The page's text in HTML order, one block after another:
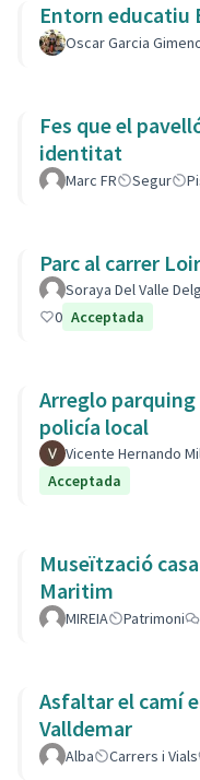
Entorn educatiu
Oscar Garcia
Fes que el
identitat
Marc FR Segur
Parc al carrer
Soraya Del Valle
0 Acceptada
Arreglo
policía local
Vicente Hernando
Acceptada
Museïtzació
Maritim
MIREIA Patrimoni
Asfaltar el camí
Valldemar
Alba Carrers i Vials